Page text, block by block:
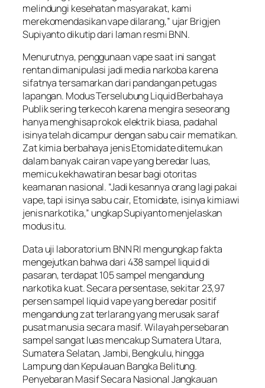
melindungi kesehatan masyarakat, kami
merekomendasikan vape dilarang,” ujar Brigjen
Supiyanto dikutip dari laman resmi BNN.
Menurutnya, penggunaan vape saat ini sangat
rentan dimanipulasi jadi media narkoba karena
sifatnya tersamarkan dari pandangan petugas
lapangan. Modus Terselubung Liquid Berbahaya
Publik sering terkecoh karena mengira seseorang
hanya menghisap rokok elektrik biasa, padahal
isinya telah dicampur dengan sabu cair mematikan.
Zat kimia berbahaya jenis Etomidate ditemukan
dalam banyak cairan vape yang beredar luas,
memicu kekhawatiran besar bagi otoritas
keamanan nasional. “Jadi kesannya orang lagi pakai
vape, tapi isinya sabu cair, Etomidate, isinya kimiawi
jenis narkotika,” ungkap Supiyanto menjelaskan
modus itu.
Data uji laboratorium BNN RI mengungkap fakta
mengejutkan bahwa dari 438 sampel liquid di
pasaran, terdapat 105 sampel mengandung
narkotika kuat. Secara persentase, sekitar 23,97
persen sampel liquid vape yang beredar positif
mengandung zat terlarang yang merusak saraf
pusat manusia secara masif. Wilayah persebaran
sampel sangat luas mencakup Sumatera Utara,
Sumatera Selatan, Jambi, Bengkulu, hingga
Lampung dan Kepulauan Bangka Belitung.
Penyebaran Masif Secara Nasional Jangkauan